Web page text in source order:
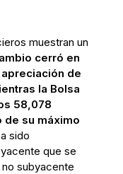
muestran un
cerró en
de
la Bolsa
58,078
de su máximo
sido
que se
subyacente